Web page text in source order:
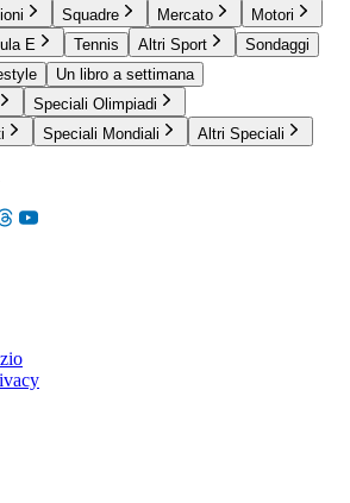
Squadre Mercato
Motori
E Tennis Altri Sport
Sondaggi
Un libro a settimana
Speciali Olimpiadi
Speciali Mondiali Altri Speciali